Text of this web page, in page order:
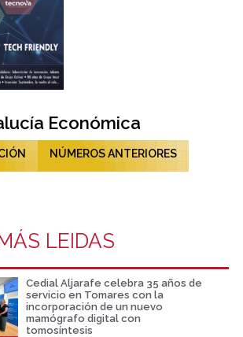
Económica
NÚMEROS ANTERIORES
LEIDAS
Cedial Aljarafe celebra 35 años de
servicio en Tomares con la
incorporación de un nuevo
mamógrafo digital con
tomosíntesis